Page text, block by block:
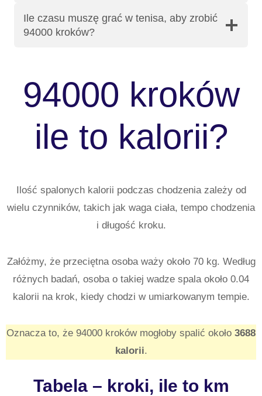
Ile czasu muszę grać w tenisa, aby zrobić
94000 kroków?
94000 kroków
ile to kalorii?
Ilość spalonych kalorii podczas chodzenia zależy od
wielu czynników, takich jak waga ciała, tempo chodzenia
i długość kroku.
Załóżmy, że przeciętna osoba waży około 70 kg. Według
różnych badań, osoba o takiej wadze spala około 0.04
kalorii na krok, kiedy chodzi w umiarkowanym tempie.
Oznacza to, że 94000 kroków mogłoby spalić około 3688
kalorii.
Tabela – kroki, ile to km